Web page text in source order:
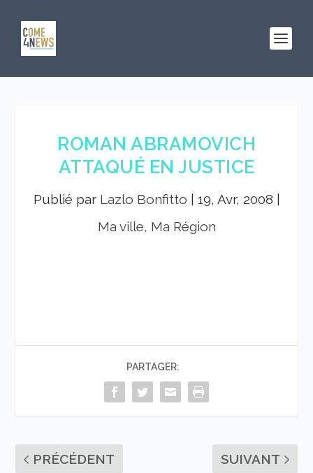
ROMAN ABRAMOVICH
ATTAQUÉ EN JUSTICE
Publié par Lazlo Bonfitto 19, Avr, 2008
Ma ville, Ma Région
PARTAGER:
PRÉCÉDENT SUIVANT